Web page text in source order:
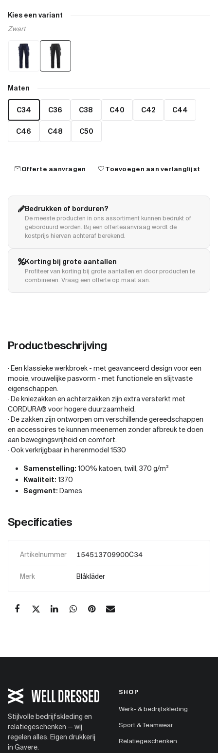
Kies een variant
Zwart
Maten
C34 C36 C38 C40 C42 C44
C46 C48 C50
mailOfferte aanvragen favoriteToevoegen aan verlanglijst
Bedrukken of borduren?
De meeste producten in ons assortiment kunnen bedrukt of
geborduurd worden. Bij een offerteaanvraag wordt de
kostprijs hiervan achteraf berekend.
Korting bij grote aantallen
Profiteer van korting bij grote aantallen en door producten te
combineren. Vraag een offerte op maat aan.
Productbeschrijving
· Een klassieke werkbroek - met geavanceerd design voor een
mooie, vrouwelijke pasvorm - met functionele en slijtvaste
eigenschappen.
· De kniezakken en achterzakken zijn extra versterkt met
CORDURA® voor hogere duurzaamheid.
· De zakken zijn ontworpen om verschillende gereedschappen
en accessoires te kunnen meenemen zonder afbreuk te doen
aan bewegingsvrijheid en comfort.
· Ook verkrijgbaar in herenmodel 1530
Samenstelling: 100% katoen, twill, 370 g/m²
Kwaliteit: 1370
Segment: Dames
Specificaties
Artikelnummer 154513709900C34
Merk Blåkläder
Stijlvolle bedrijfskleding en
relatiegeschenken — wij
regelen alles. Eigen drukkerij
in Gavere.
SHOP
Werk- & bedrijfskleding
Sport & Teamwear
Relatiegeschenken